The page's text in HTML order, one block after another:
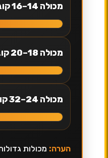
מכולה 14–16 קוב
מכולה 18–20 קוב
מכולה 24–32 קוב
הערה: מכולות